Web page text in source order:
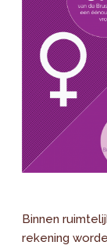
Binnen
rekening